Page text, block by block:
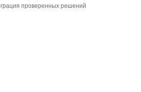
проверенных решений